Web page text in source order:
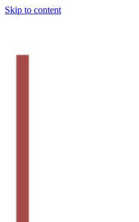
Skip to content